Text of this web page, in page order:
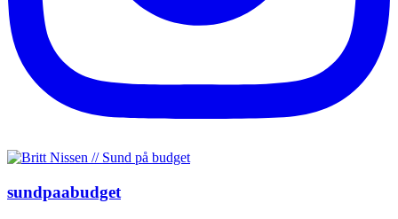
sundpaabudget